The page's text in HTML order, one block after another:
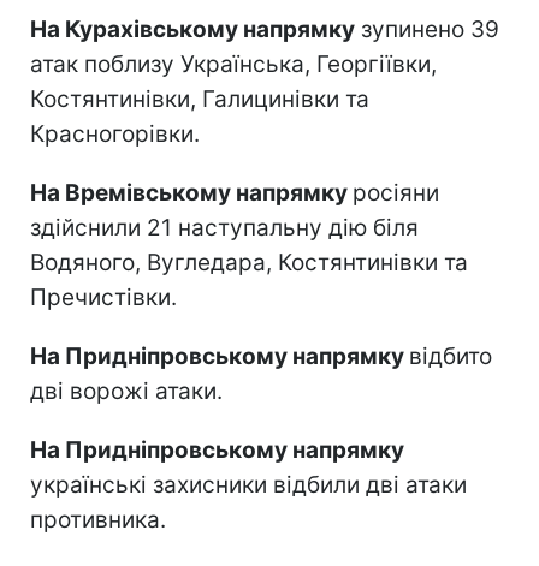
На Курахівському напрямку зупинено 39
атак поблизу Українська, Георгіївки,
Костянтинівки, Галицинівки та
Красногорівки.
На Времівському напрямку росіяни
здійснили 21 наступальну дію біля
Водяного, Вугледара, Костянтинівки та
Пречистівки.
На Придніпровському напрямку відбито
дві ворожі атаки.
На Придніпровському напрямку
українські захисники відбили дві атаки
противника.